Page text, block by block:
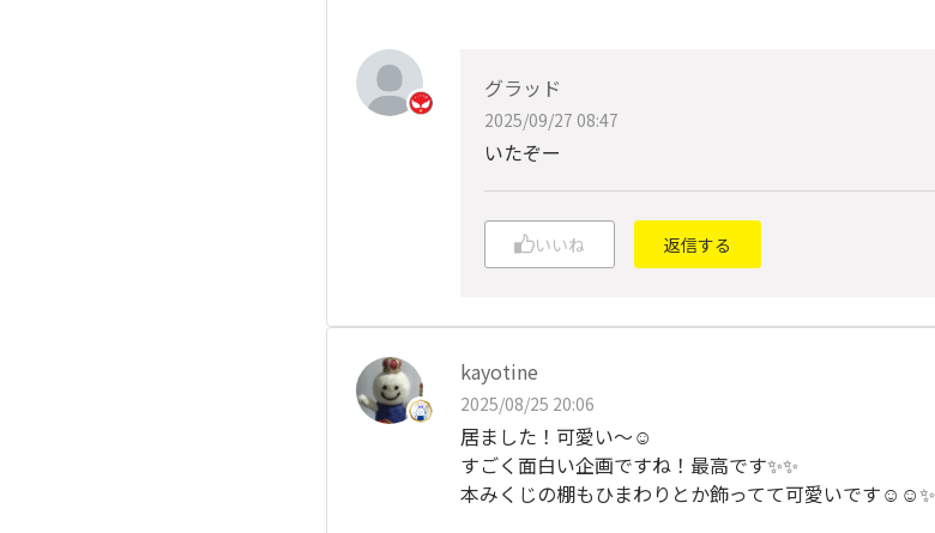
グラッド
2025/09/27 08:47
いたぞー
いいね 返信する
kayotine
2025/08/25 20:06
居ました！可愛い～☺️
すごく面白い企画ですね！最高です✨✨
本みくじの棚もひまわりとか飾ってて可愛いです☺️☺️✨